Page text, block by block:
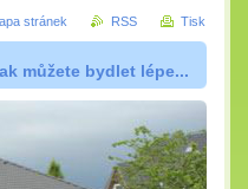
můžete bydlet lépe...
stránek RSS Tisk